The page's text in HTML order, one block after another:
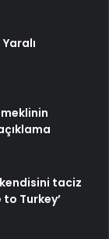
taciz
to Turkey’